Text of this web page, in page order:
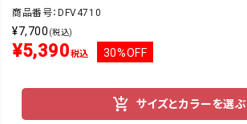
商品番号：DFV4710
¥7,700 (税込)
¥5,390税込 30%OFF
サイズとカラーを選ぶ